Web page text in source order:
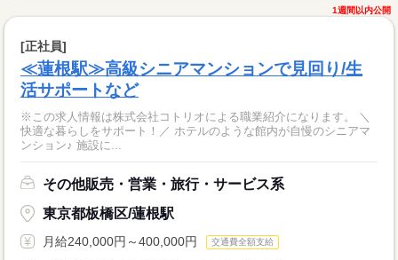
1週間以内公開
[正社員]
≪蓮根駅≫高級シニアマンションで見回り/生
活サポートなど
※この求人情報は株式会社コトリオによる職業紹介になります。 ＼
快適な暮らしをサポート！／ ホテルのような館内が自慢のシニアマ
ンション♪ 施設に...
その他販売・営業・旅行・サービス系
東京都板橋区/蓮根駅
月給240,000円～400,000円 交通費全額支給